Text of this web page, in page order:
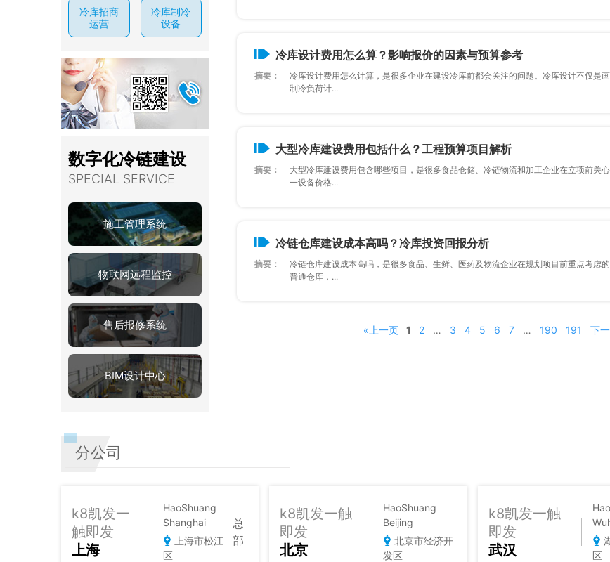
冷库设计费用怎么算？影响报价的因素与预算参考
摘要：
冷库设计费用怎么计算，是很多企业在建设冷库前都会关注的问题。冷库设计不仅是画图，
制冷负荷计...
大型冷库建设费用包括什么？工程预算项目解析
摘要：
大型冷库建设费用包含哪些项目，是很多食品仓储、冷链物流和加工企业在立项
一设备价格...
冷链仓库建设成本高吗？冷库投资回报分析
摘要：
冷链仓库建设成本高吗，是很多食品、生鲜、医药及物流企业在规划项目前重点考虑的
普通仓库，...
«上一页 1 2 … 3 4 5 6 7 … 190 191 下
冷库招商
运营
冷库制冷
设备
数字化冷链建设
SPECIAL SERVICE
施工管理系统
物联网远程监控
售后报修系统
BIM设计中心
分公司
k8凯发一
触即发
上海
HaoShuang
Shanghai
上海市松江
区
总
部
k8凯发一触
即发
北京
HaoShuang
Beijing
北京市经济开
发区
k8凯发一触
即发
武汉
区